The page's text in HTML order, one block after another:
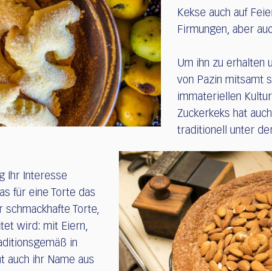
Kekse auch auf
Firmungen, aber
Um ihn zu erhalten
von Pazin mitsamt
immateriellen
Zuckerkeks hat
traditionell unter
Ihr Interesse
für eine Torte das
schmackhafte Torte,
wird: mit Eiern,
in
auch ihr Name aus